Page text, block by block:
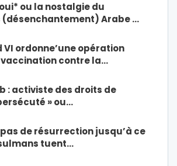
ou la nostalgie du
(désenchantement) Arabe …
VI ordonne’une opération
vaccination contre la…
: activiste des droits de
» ou…
pas de résurrection jusqu’à ce
tuent…